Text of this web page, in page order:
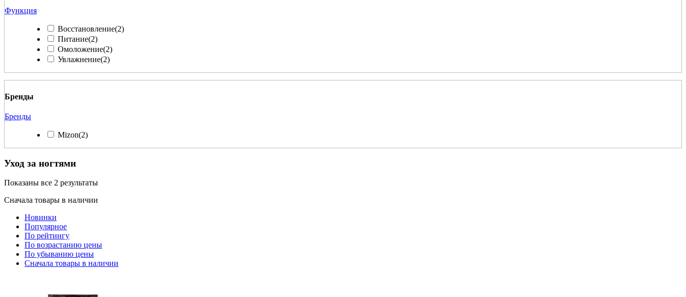
Функция
Восстановление(2)
Питание(2)
Омоложение(2)
Увлажнение(2)
Бренды
Бренды
Mizon(2)
Уход за ногтями
Показаны все 2 результаты
Сначала товары в наличии
Новинки
Популярное
По рейтингу
По возрастанию цены
По убыванию цены
Сначала товары в наличии